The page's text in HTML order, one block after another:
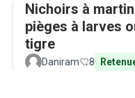
Nichoirs à
pièges à larves
tigre
Daniram 8